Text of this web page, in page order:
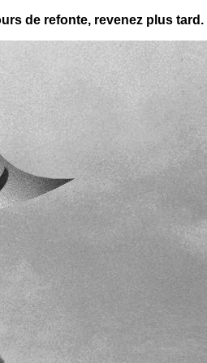
de refonte, revenez plus tard.